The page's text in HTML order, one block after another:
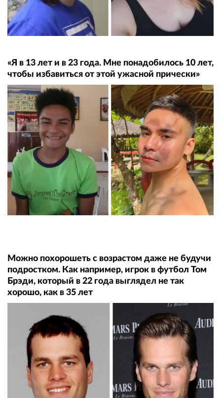
«Я в 13 лет и в 23 года. Мне понадобилось 10 лет,
чтобы избавиться от этой ужасной прически»
Можно похорошеть с возрастом даже не будучи
подростком. Как например, игрок в футбол Том
Брэди, который в 22 года выглядел не так
хорошо, как в 35 лет